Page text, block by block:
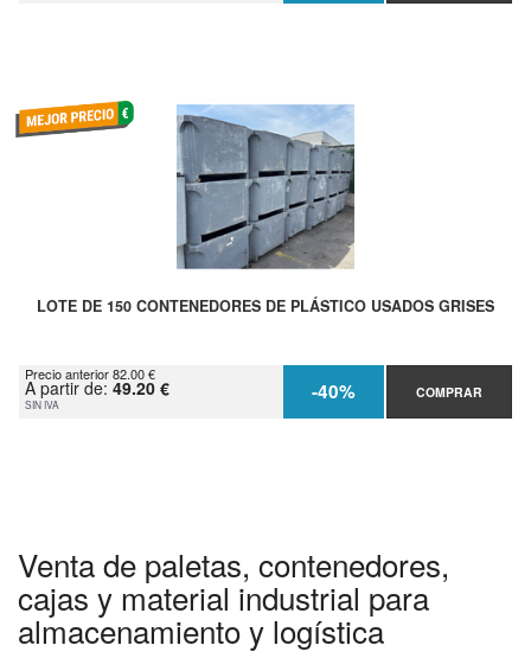
LOTE DE 150 CONTENEDORES DE PLÁSTICO USADOS GRISES
Precio anterior 82.00 €
A partir de: 49.20 €
SIN IVA -40% COMPRAR
Venta de paletas, contenedores,
cajas y material industrial para
almacenamiento y logística